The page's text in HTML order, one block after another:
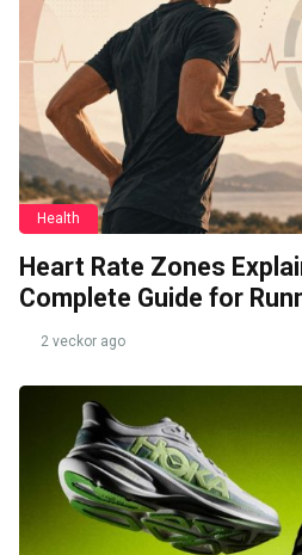
Health
Heart Rate Zones
Complete Guide for
2 veckor ago